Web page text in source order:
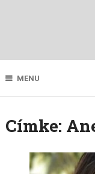
MENU
Címke: